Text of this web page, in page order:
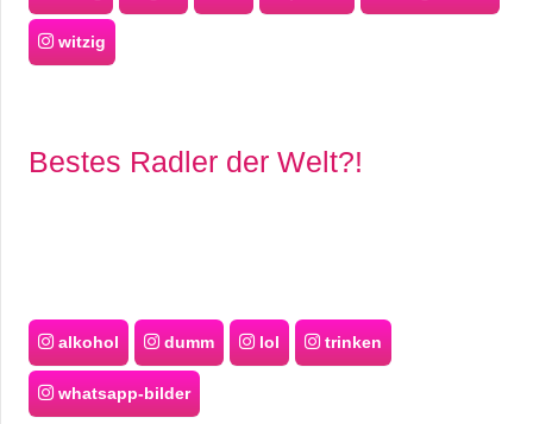
witzig
Bestes Radler der Welt?!
alkohol dumm lol trinken
whatsapp-bilder